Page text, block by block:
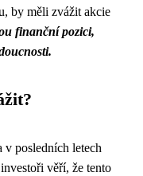
by měli zvážit akcie
finanční pozici,
posledních letech
věří, že tento